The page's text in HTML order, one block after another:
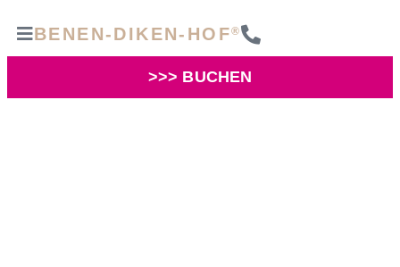
BENEN-DIKEN-HOF®
>>> BUCHEN